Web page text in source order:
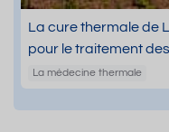
La cure thermale de
pour le traitement
La médecine thermale